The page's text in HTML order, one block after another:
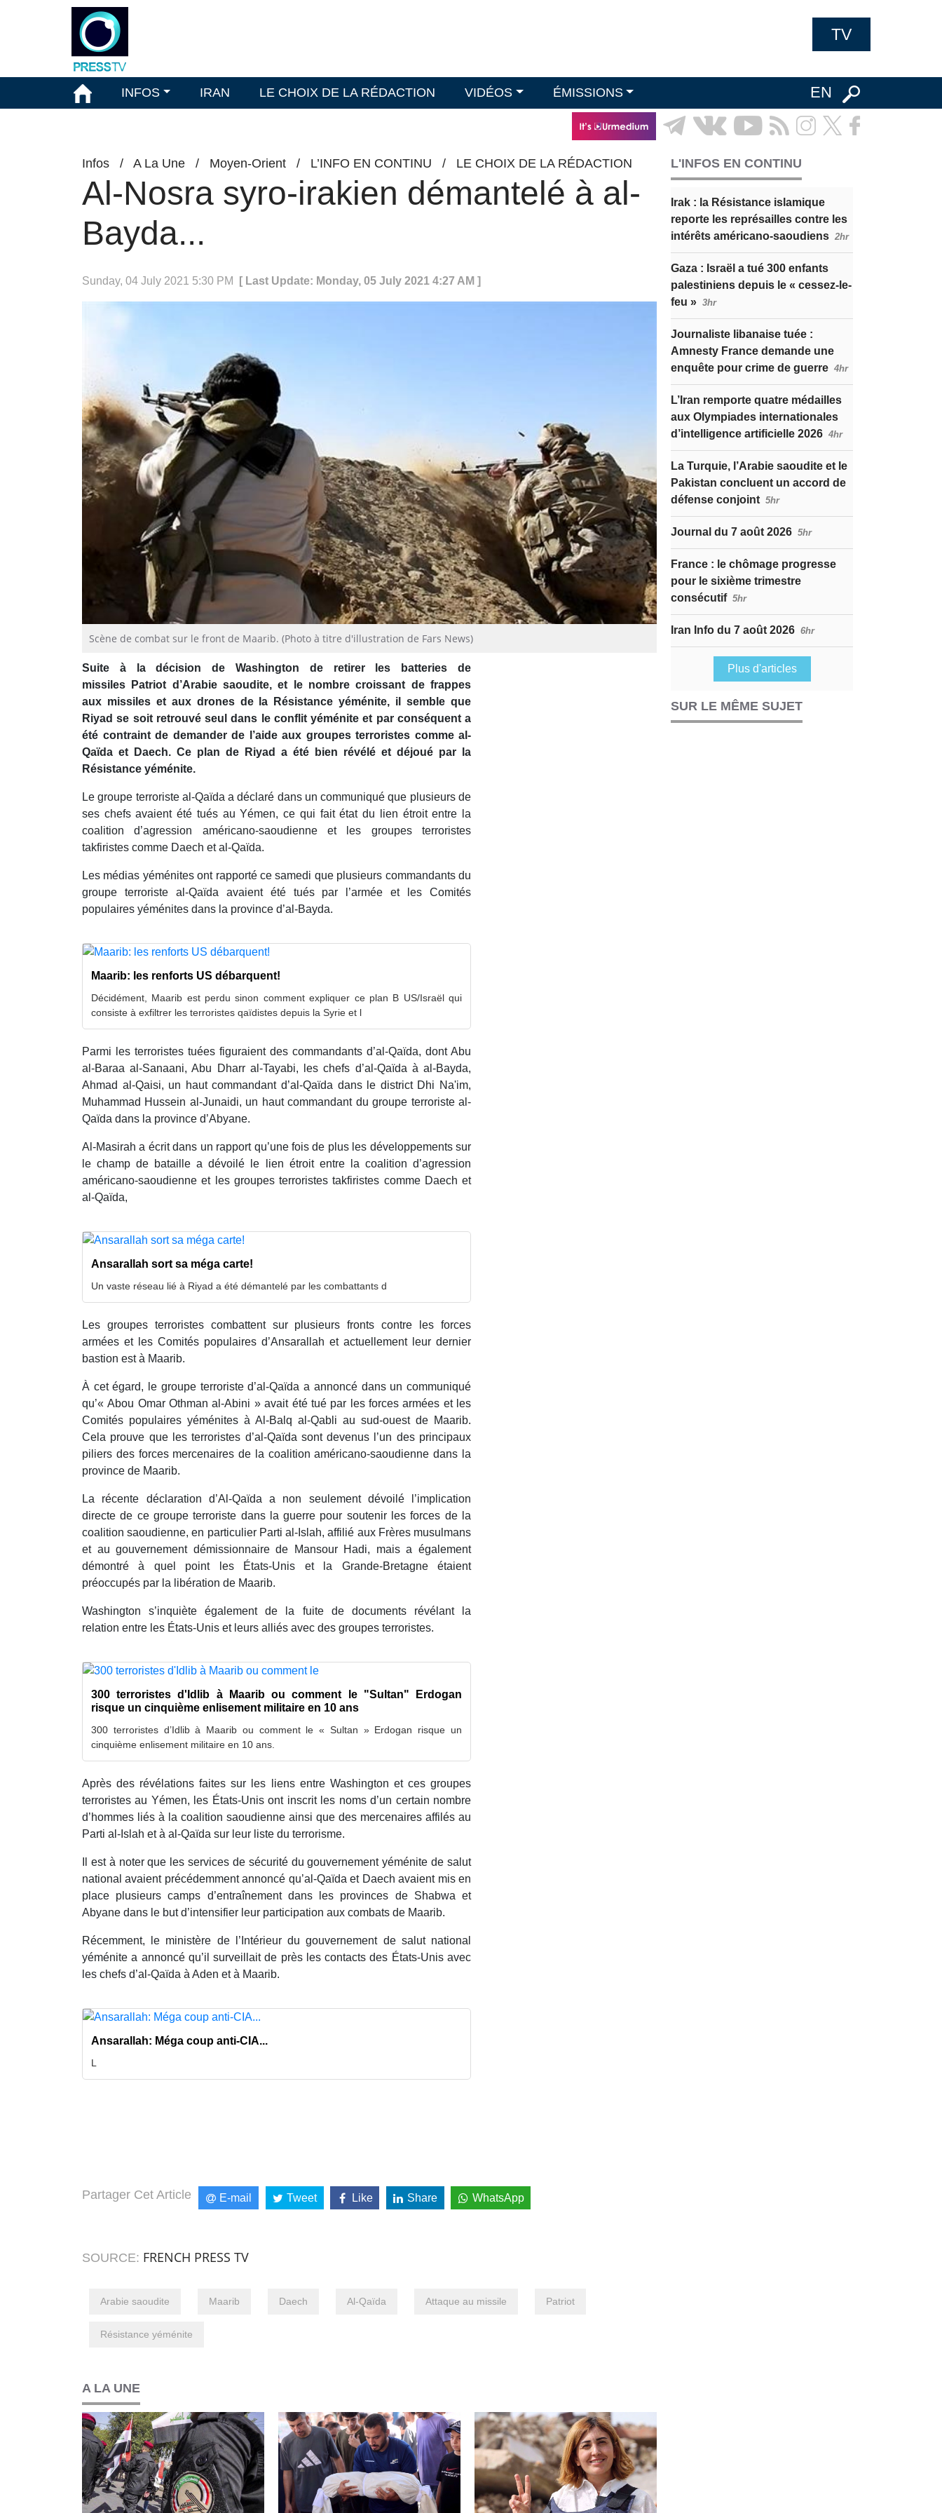
TV
INFOS IRAN LE CHOIX DE LA RÉDACTION VIDÉOS ÉMISSIONS EN
Infos / A La Une / Moyen-Orient / L’INFO EN CONTINU / LE CHOIX DE LA RÉDACTION
Al-Nosra syro-irakien démantelé à al-
Bayda...
Sunday, 04 July 2021 5:30 PM [ Last Update: Monday, 05 July 2021 4:27 AM ]
Scène de combat sur le front de Maarib. (Photo à titre d'illustration de Fars News)
Suite à la décision de Washington de retirer les batteries de
missiles Patriot d’Arabie saoudite, et le nombre croissant de frappes
aux missiles et aux drones de la Résistance yéménite, il semble que
Riyad se soit retrouvé seul dans le conflit yéméniteet par conséquent a
été contraint de demander de l’aide aux groupes terroristes comme al-
Qaïda et Daech. Ce plan de Riyad a été bien révélé et déjoué par la
Résistance yéménite.
Le groupe terroriste al-Qaïda a déclaré dans un communiqué que plusieurs de
ses chefs avaient été tués au Yémen, ce qui fait état du lien étroit entre la
coalition d’agression américano-saoudienne et les groupes terroristes
takfiristes comme Daech et al-Qaïda.
Les médias yéménites ont rapporté ce samedi que plusieurs commandants du
groupe terroriste al-Qaïda avaient été tués par l’armée et les Comités
populaires yéménites dans la province d’al-Bayda.
Maarib: les renforts US débarquent!
Décidément, Maarib est perdu sinon comment expliquer ce plan B US/Israël qui
consiste à exfiltrer les terroristes qaïdistes depuis la Syrie et l
Parmi les terroristes tuées figuraient des commandants d’al-Qaïda, dont Abu
al-Baraa al-Sanaani, Abu Dharr al-Tayabi, les chefs d’al-Qaïda à al-Bayda,
Ahmad al-Qaisi, un haut commandant d’al-Qaïda dans le district Dhi Na'im,
Muhammad Hussein al-Junaidi, un haut commandant du groupe terroriste al-
Qaïda dans la province d’Abyane.
Al-Masirah a écrit dans un rapport qu’une fois de plus les développements sur
le champ de bataille a dévoilé le lien étroit entre la coalition d’agression
américano-saoudienne et les groupes terroristes takfiristes comme Daech et
al-Qaïda,
Ansarallah sort sa méga carte!
Un vaste réseau lié à Riyad a été démantelé par les combattants d
Les groupes terroristes combattent sur plusieurs fronts contre les forces
armées et les Comités populaires d’Ansarallah et actuellement leur dernier
bastion est à Maarib.
À cet égard, le groupe terroriste d’al-Qaïda a annoncé dans un communiqué
qu’« Abou Omar Othman al-Abini » avait été tué par les forces armées et les
Comités populaires yéménites à Al-Balq al-Qabli au sud-ouest de Maarib.
Cela prouve que les terroristes d’al-Qaïda sont devenus l’un des principaux
piliers des forces mercenaires de la coalition américano-saoudienne dans la
province de Maarib.
La récente déclaration d’Al-Qaïda a non seulement dévoilé l’implication
directe de ce groupe terroriste dans la guerre pour soutenir les forces de la
coalition saoudienne, en particulier Parti al-Islah, affilié aux Frères musulmans
et au gouvernement démissionnaire de Mansour Hadi, mais a également
démontré à quel point les États-Unis et la Grande-Bretagne étaient
préoccupés par la libération de Maarib.
Washington s’inquiète également de la fuite de documents révélant la
relation entre les États-Unis et leurs alliés avec des groupes terroristes.
300 terroristes d'Idlib à Maarib ou comment le "Sultan" Erdogan
risque un cinquième enlisement militaire en 10 ans
300 terroristes d’Idlib à Maarib ou comment le « Sultan » Erdogan risque un
cinquième enlisement militaire en 10 ans.
Après des révélations faites sur les liens entre Washington et ces groupes
terroristes au Yémen, les États-Unis ont inscrit les noms d’un certain nombre
d’hommes liés à la coalition saoudienne ainsi que des mercenaires affilés au
Parti al-Islah et à al-Qaïda sur leur liste du terrorisme.
Il est à noter que les services de sécurité du gouvernement yéménite de salut
national avaient précédemment annoncé qu’al-Qaïda et Daech avaient mis en
place plusieurs camps d’entraînement dans les provinces de Shabwa et
Abyane dans le but d’intensifier leur participation aux combats de Maarib.
Récemment, le ministère de l’Intérieur du gouvernement de salut national
yéménite a annoncé qu’il surveillait de près les contacts des États-Unis avec
les chefs d’al-Qaïda à Aden et à Maarib.
Ansarallah: Méga coup anti-CIA...
L
Partager Cet Article E-mail Tweet Like Share WhatsApp
SOURCE: FRENCH PRESS TV
Arabie saoudite Maarib Daech Al-Qaïda Attaque au missile Patriot
Résistance yéménite
A LA UNE
L'INFOS EN CONTINU
Irak : la Résistance islamique
reporte les représailles contre les
intérêts américano-saoudiens 2hr
Gaza : Israël a tué 300 enfants
palestiniens depuis le « cessez-le-
feu » 3hr
Journaliste libanaise tuée :
Amnesty France demande une
enquête pour crime de guerre 4hr
L’Iran remporte quatre médailles
aux Olympiades internationales
d’intelligence artificielle 2026 4hr
La Turquie, l’Arabie saoudite et le
Pakistan concluent un accord de
défense conjoint 5hr
Journal du 7 août 2026 5hr
France : le chômage progresse
pour le sixième trimestre
consécutif 5hr
Iran Info du 7 août 2026 6hr
Plus d'articles
SUR LE MÊME SUJET